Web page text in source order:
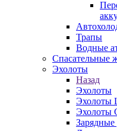
Трапы
Водные
Спасательные
Эхолоты
Назад
Эхолоты
Эхолоты
Эхолоты
Зарядные